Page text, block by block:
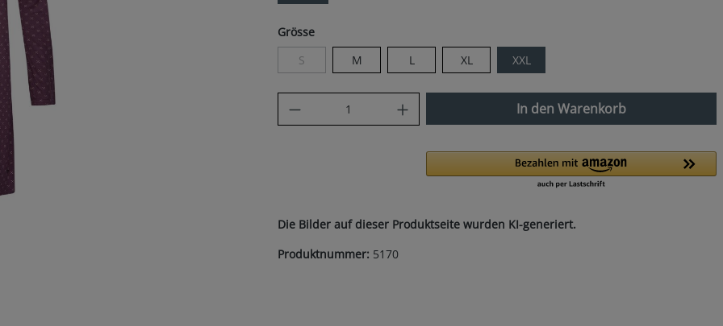
Grösseauswählen
S(Diese Option ist zurzeit nicht verfügbar.)
M L XL XXL
Produkt Anzahl: Gib den gewünschten Wert
In den Warenkorb
Die Bilder auf dieser Produktseite wurden KI-generiert.
Produktnummer: 5170